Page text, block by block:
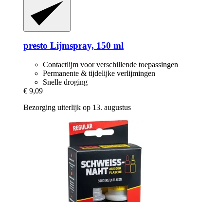
presto Lijmspray, 150 ml
Contactlijm voor verschillende toepassingen
Permanente & tijdelijke verlijmingen
Snelle droging
€ 9,09
Bezorging uiterlijk op 13. augustus